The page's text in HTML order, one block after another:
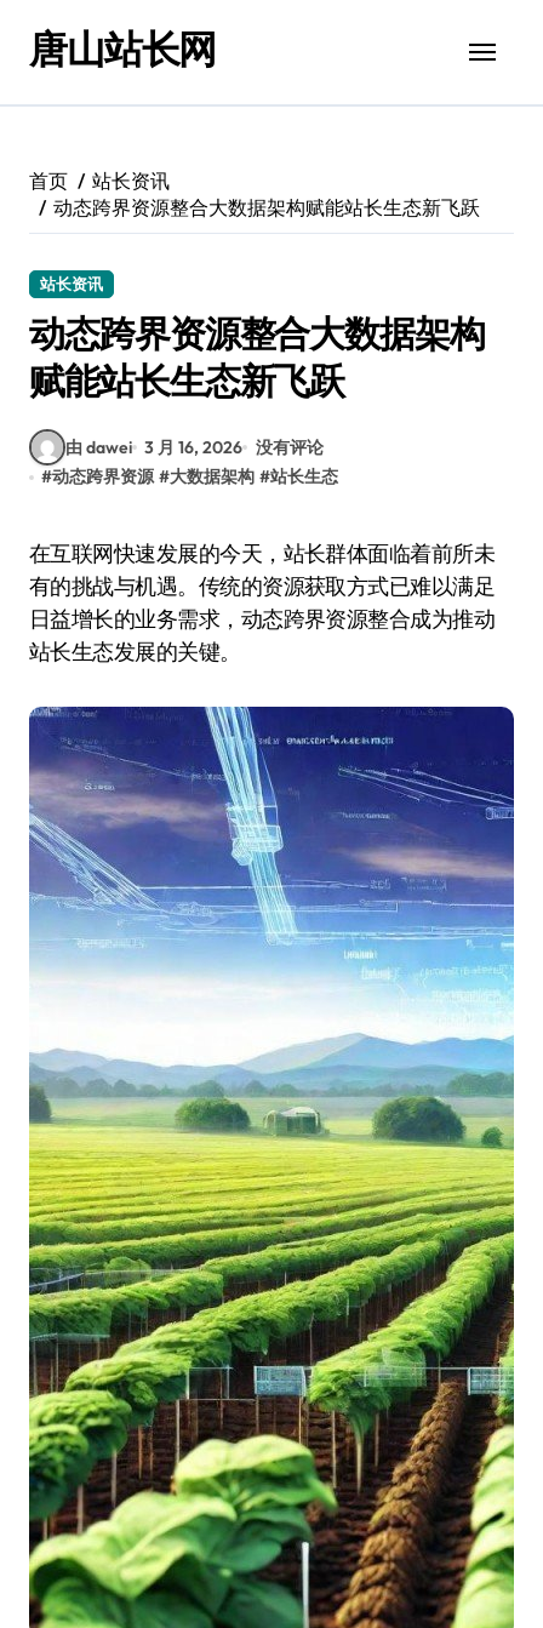
唐山站长网
首页
站长资讯
动态跨界资源整合大数据架构赋能站长生态新飞跃
站长资讯
动态跨界资源整合大数据架构
赋能站长生态新飞跃
由 dawei 3 月 16, 2026 没有评论
#动态跨界资源 #大数据架构 #站长生态
在互联网快速发展的今天，站长群体面临着前所未
有的挑战与机遇。传统的资源获取方式已难以满足
日益增长的业务需求，动态跨界资源整合成为推动
站长生态发展的关键。